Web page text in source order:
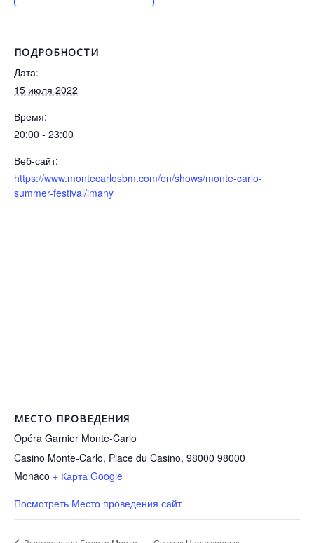
ПОДРОБНОСТИ
Дата:
15 июля 2022
Время:
20:00 - 23:00
Веб-сайт:
https://www.montecarlosbm.com/en/shows/monte-carlo-
summer-festival/imany
МЕСТО ПРОВЕДЕНИЯ
Opéra Garnier Monte-Carlo
Casino Monte-Carlo, Place du Casino, 98000 98000
Monaco + Карта Google
Посмотреть Место проведения сайт